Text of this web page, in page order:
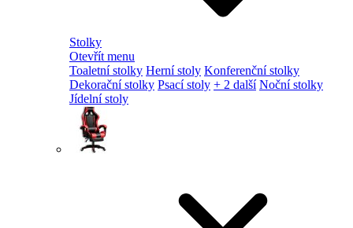
Stolky
Otevřít menu
Toaletní stolky Herní stoly Konferenční stolky
Dekorační stolky Psací stoly + 2 další Noční stolky
Jídelní stoly